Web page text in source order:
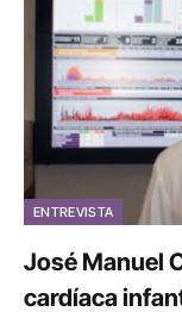
ENTREVISTA
José Manuel
cardíaca